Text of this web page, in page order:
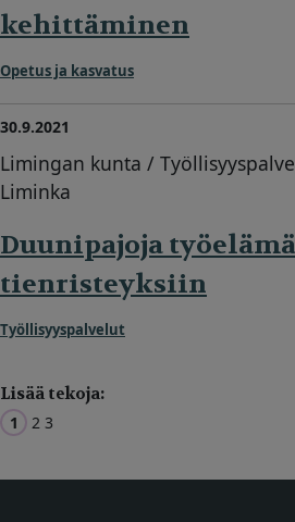
kehittäminen
Opetus ja kasvatus
30.9.2021
Limingan kunta /
Liminka
Duunipajoja
tienristeyksiin
Työllisyyspalvelut
Lisää tekoja:
1 2 3